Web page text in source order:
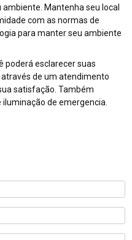
Mantenha seu local
com as normas de
para manter seu ambiente
poderá esclarecer suas
de um atendimento
satisfação. Também
de emergencia.